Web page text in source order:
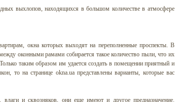
выхлопов, находящихся в большом количестве в атмосфере
окна которых выходят на переполненные проспекты. В
оконными рамами собирается такое количество пыли, что их
таким образом им удается создать в помещении приятный и
то на странице okna.uaпредставлены варианты, которые вас
и сквозняков, они еще имеют и другое предназначение.